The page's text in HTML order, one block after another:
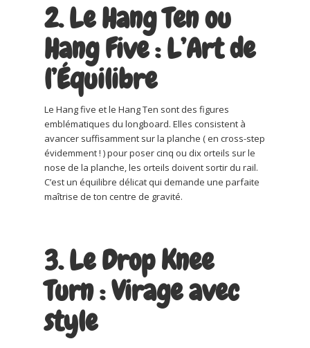
2. Le Hang Ten ou
Hang Five : L’Art de
l’Équilibre
Le Hang five et le Hang Ten sont des figures
emblématiques du longboard. Elles consistent à
avancer suffisamment sur la planche ( en cross-step
évidemment ! ) pour poser cinq ou dix orteils sur le
nose de la planche, les orteils doivent sortir du rail.
C’est un équilibre délicat qui demande une parfaite
maîtrise de ton centre de gravité.
3. Le Drop Knee
Turn : Virage avec
style